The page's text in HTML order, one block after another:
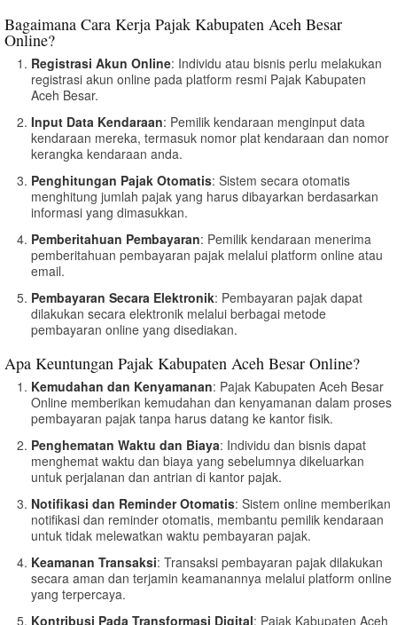
Bagaimana Cara Kerja Pajak Kabupaten Aceh Besar
Online?
Registrasi Akun Online: Individu atau bisnis perlu melakukan
registrasi akun online pada platform resmi Pajak Kabupaten
Aceh Besar.
Input Data Kendaraan: Pemilik kendaraan menginput data
kendaraan mereka, termasuk nomor plat kendaraan dan nomor
kerangka kendaraan anda.
Penghitungan Pajak Otomatis: Sistem secara otomatis
menghitung jumlah pajak yang harus dibayarkan berdasarkan
informasi yang dimasukkan.
Pemberitahuan Pembayaran: Pemilik kendaraan menerima
pemberitahuan pembayaran pajak melalui platform online atau
email.
Pembayaran Secara Elektronik: Pembayaran pajak dapat
dilakukan secara elektronik melalui berbagai metode
pembayaran online yang disediakan.
Apa Keuntungan Pajak Kabupaten Aceh Besar Online?
Kemudahan dan Kenyamanan: Pajak Kabupaten Aceh Besar
Online memberikan kemudahan dan kenyamanan dalam proses
pembayaran pajak tanpa harus datang ke kantor fisik.
Penghematan Waktu dan Biaya: Individu dan bisnis dapat
menghemat waktu dan biaya yang sebelumnya dikeluarkan
untuk perjalanan dan antrian di kantor pajak.
Notifikasi dan Reminder Otomatis: Sistem online memberikan
notifikasi dan reminder otomatis, membantu pemilik kendaraan
untuk tidak melewatkan waktu pembayaran pajak.
Keamanan Transaksi: Transaksi pembayaran pajak dilakukan
secara aman dan terjamin keamanannya melalui platform online
yang terpercaya.
Kontribusi Pada Transformasi Digital: Pajak Kabupaten Aceh